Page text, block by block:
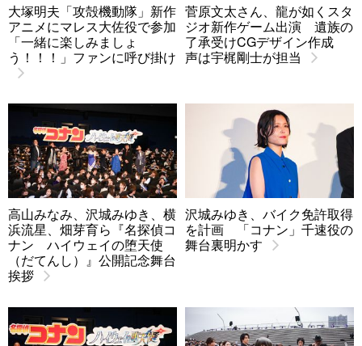
大塚明夫「攻殻機動隊」新作
アニメにマレス大佐役で参加
「一緒に楽しみましょ
う！！！」ファンに呼び掛け
菅原文太さん、龍が如くスタ
ジオ新作ゲーム出演 遺族の
了承受けCGデザイン作成
声は宇梶剛士が担当
高山みなみ、沢城みゆき、横
浜流星、畑芽育ら『名探偵コ
ナン ハイウェイの堕天使
（だてんし）』公開記念舞台
挨拶
沢城みゆき、バイク免許取得
を計画 「コナン」千速役の
舞台裏明かす